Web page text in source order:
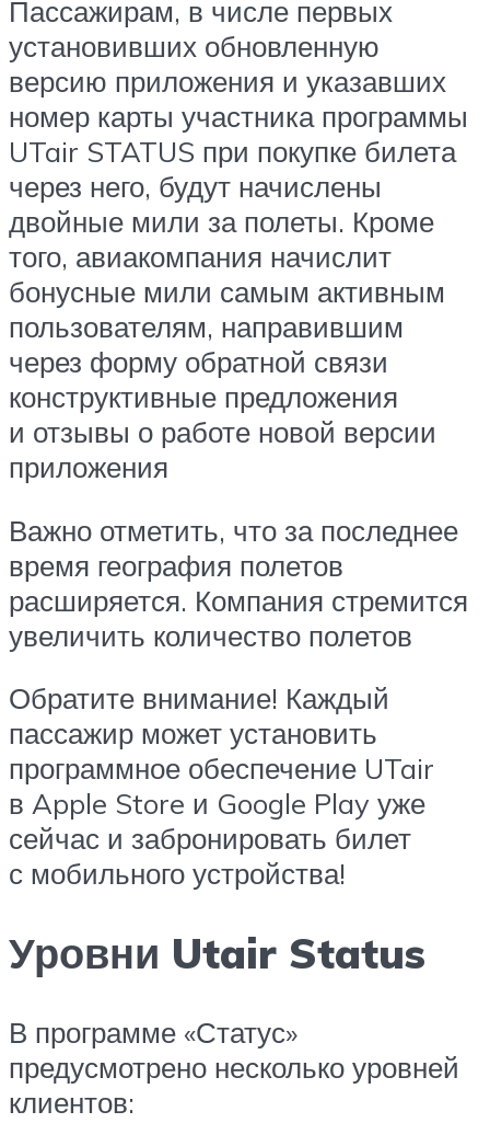
Пассажирам, в числе первых
установивших обновленную
версию приложения и указавших
номер карты участника программы
UTair STATUS при покупке билета
через него, будут начислены
двойные мили за полеты. Кроме
того, авиакомпания начислит
бонусные мили самым активным
пользователям, направившим
через форму обратной связи
конструктивные предложения
и отзывы о работе новой версии
приложения
Важно отметить, что за последнее
время география полетов
расширяется. Компания стремится
увеличить количество полетов
Обратите внимание! Каждый
пассажир может установить
программное обеспечение UTair
в Apple Store и Google Play уже
сейчас и забронировать билет
с мобильного устройства!
Уровни Utair Status
В программе «Статус»
предусмотрено несколько уровней
клиентов: